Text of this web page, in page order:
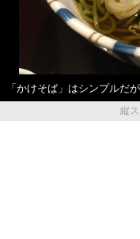
「かけそば」はシンプルだ
縦